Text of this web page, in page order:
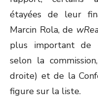
étayées de leur
Marcin Rola, de
plus important de
selon la
droite) et de la
figure sur la liste.